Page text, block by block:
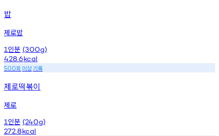
밥
제로밥
1 인분 (300g)
428.6kcal
500회 이상기록
제로떡볶이
제로
1 인분 (240g)
272.8kcal